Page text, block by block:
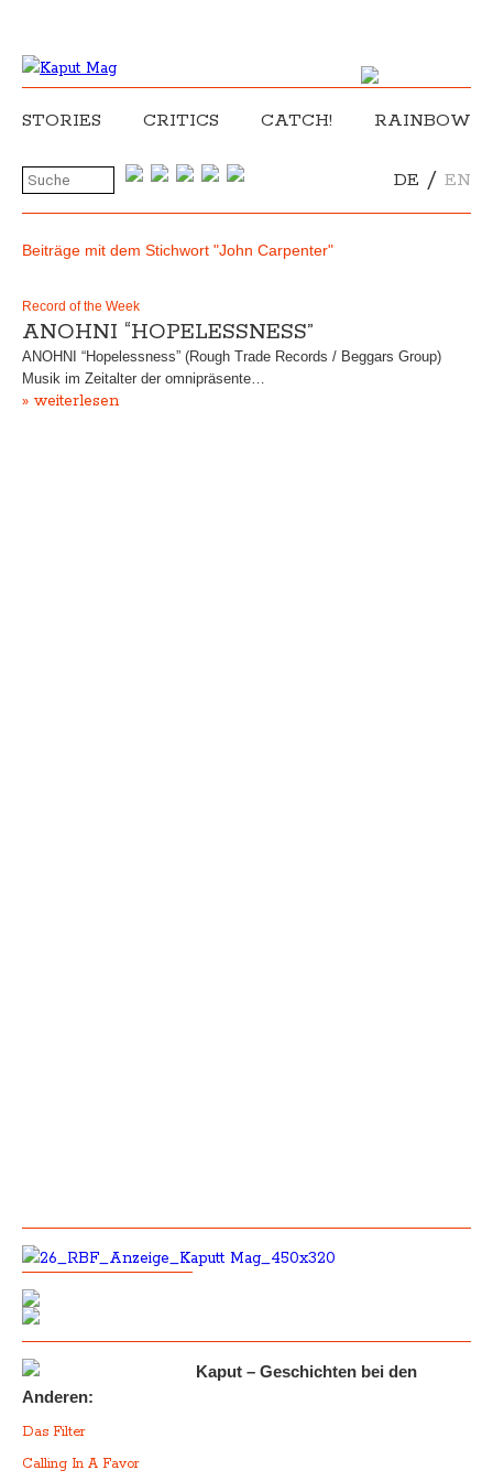
STORIES CRITICS CATCH! RAINBOW
DE / EN
Beiträge mit dem Stichwort "John Carpenter"
Record of the Week
ANOHNI “HOPELESSNESS”
ANOHNI “Hopelessness” (Rough Trade Records / Beggars Group)
Musik im Zeitalter der omnipräsente…
» weiterlesen
Kaput – Geschichten bei den
Anderen:
Das Filter
Calling In A Favor